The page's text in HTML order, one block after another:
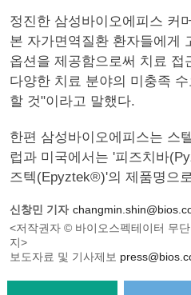
정진한 삼성바이오에피스 커
본 자가면역질환 환자들에게
옵션을 제공함으로써 치료 접
다양한 치료 분야의 미충족
할 것"이라고 말했다.
한편 삼성바이오에피스는 스
럽과 미국에서는 '피즈치바
즈텍(Epyztek®)'의 제품명으
신창민 기자
<저작권자 © 바이오스펙테이터 무
지>
보도자료 및 기사제보